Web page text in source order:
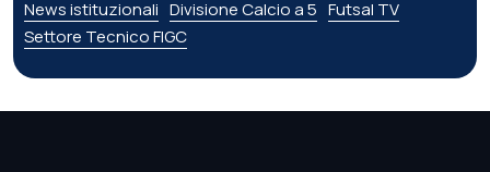
News istituzionali Divisione Calcio a 5 Futsal TV
Settore Tecnico FIGC